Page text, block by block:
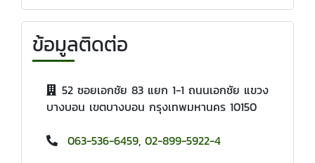
ข้อมูลติดต่อ
52 ซอยเอกชัย 83 แยก 1-1 ถนนเอกชัย แขวง
บางบอน เขตบางบอน กรุงเทพมหานคร 10150
063-536-6459, 02-899-5922-4